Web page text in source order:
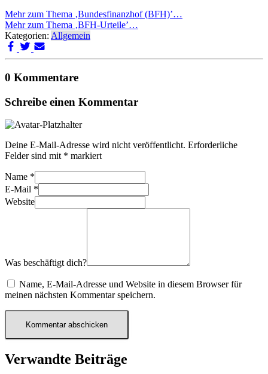
Mehr zum Thema ‚Bundesfinanzhof (BFH)’…
Mehr zum Thema ‚BFH-Urteile’…
Kategorien: Allgemein
0 Kommentare
Schreibe einen Kommentar
Deine E-Mail-Adresse wird nicht veröffentlicht. Erforderliche
Felder sind mit * markiert
Name *
E-Mail *
Website
Was beschäftigt dich?
Name, E-Mail-Adresse und Website in diesem Browser für
meinen nächsten Kommentar speichern.
Verwandte Beiträge